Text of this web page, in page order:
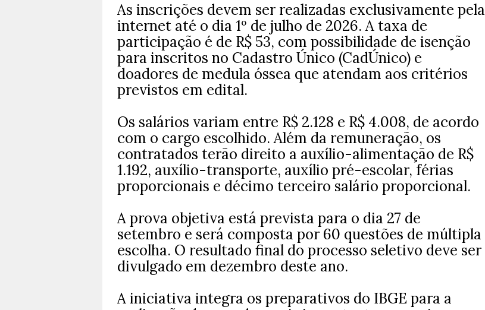
As inscrições devem ser realizadas exclusivamente pela
internet até o dia 1º de julho de 2026. A taxa de
participação é de R$ 53, com possibilidade de isenção
para inscritos no Cadastro Único (CadÚnico) e
doadores de medula óssea que atendam aos critérios
previstos em edital.
Os salários variam entre R$ 2.128 e R$ 4.008, de acordo
com o cargo escolhido. Além da remuneração, os
contratados terão direito a auxílio-alimentação de R$
1.192, auxílio-transporte, auxílio pré-escolar, férias
proporcionais e décimo terceiro salário proporcional.
A prova objetiva está prevista para o dia 27 de
setembro e será composta por 60 questões de múltipla
escolha. O resultado final do processo seletivo deve ser
divulgado em dezembro deste ano.
A iniciativa integra os preparativos do IBGE para a